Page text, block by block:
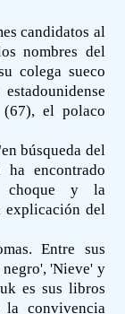
candidatos al
nombres del
colega sueco
el polaco
búsqueda del
encontrado
choque y la
explicación del
Entre sus
'Nieve' y
es sus libros
la convivencia